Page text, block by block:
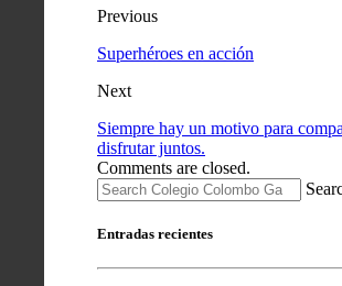
Previous
Superhéroes en acción
Next
Siempre hay un motivo para
disfrutar juntos.
Comments are closed.
Entradas recientes